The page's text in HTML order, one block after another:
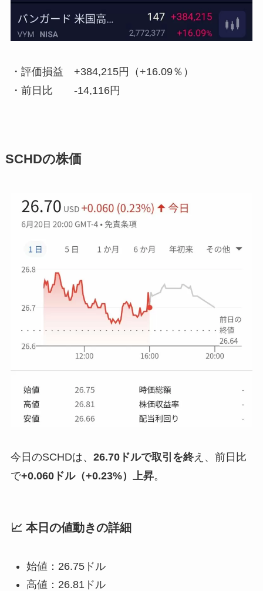
・評価損益 +384,215円（+16.09％）
・前日比 -14,116円
SCHDの株価
今日のSCHDは、 26.70ドルで取引を終え、前日比
で+0.060ドル（+0.23%）上昇。
📈 本日の値動きの詳細
始値：26.75ドル
高値：26.81ドル